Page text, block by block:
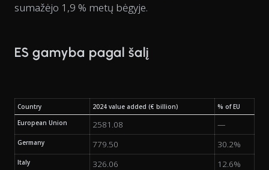
sumažėjo 1,9 % metų bėgyje.
ES gamyba pagal šalį
Country 2024 value added (€ billion)
% of EU
European Union
2581.08 —
Germany 779.50 30.2%
Italy 326.06 12.6%